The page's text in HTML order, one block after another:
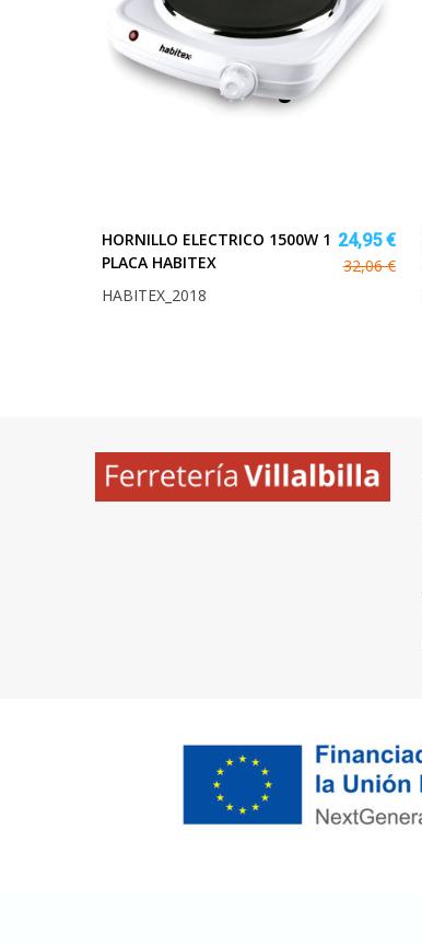
HORNILLO ELECTRICO 1500W 1
PLACA HABITEX
24,95 €
32,06 €
HABITEX_2018